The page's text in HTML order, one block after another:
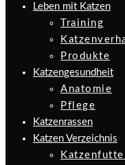
Leben mit Katzen
Training
Produkte
Katzengesundheit
Anatomie
Pflege
Katzenrassen
Katzen Verzeichnis